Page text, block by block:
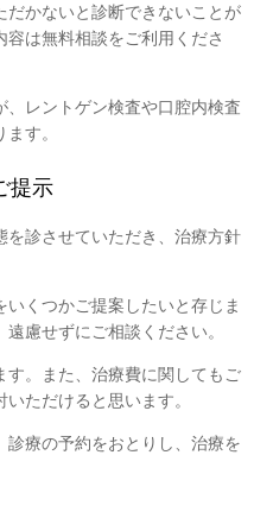
かないと診断できないことが
は無料相談をご利用くださ
、レントゲン検査や口腔内検査
す。
提示
診させていただき、治療方針
くつかご提案したいと存じま
慮せずにご相談ください。
。また、治療費に関してもご
ただけると思います。
療の予約をおとりし、治療を